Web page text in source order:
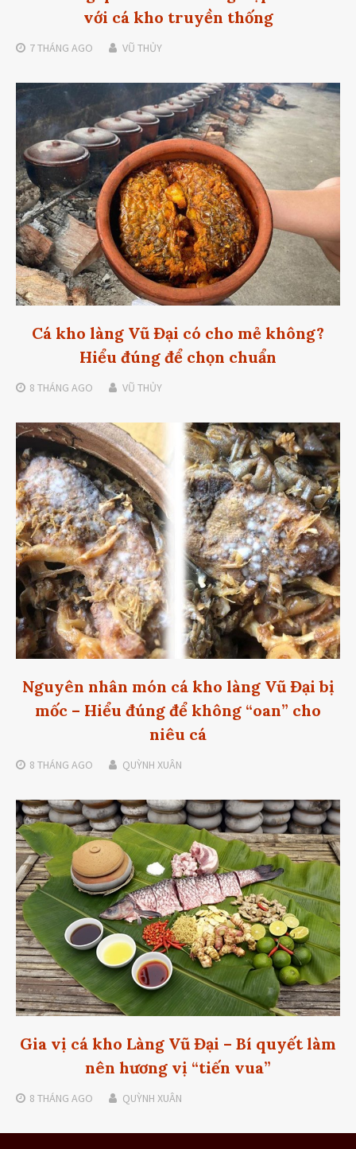
với cá kho truyền thống
7 THÁNG AGO VŨ THỦY
Cá kho làng Vũ Đại có cho mẻ không?
Hiểu đúng để chọn chuẩn
8 THÁNG AGO VŨ THỦY
Nguyên nhân món cá kho làng Vũ Đại bị
mốc – Hiểu đúng để không “oan” cho
niêu cá
8 THÁNG AGO QUỲNH XUÂN
Gia vị cá kho Làng Vũ Đại – Bí quyết làm
nên hương vị “tiến vua”
8 THÁNG AGO QUỲNH XUÂN